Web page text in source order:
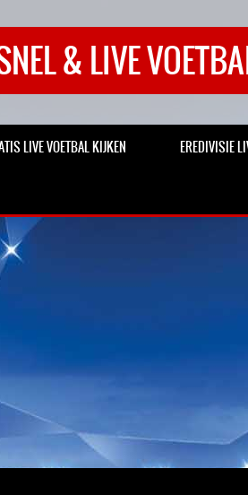
& LIVE
LIVE VOETBAL KIJKEN EREDIVISIE